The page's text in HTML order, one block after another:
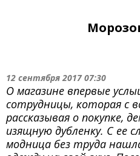
12 сентября 2017 07:30
О магазине впервые
сотрудницы, которая с
рассказывая о покупке,
изящную дубленку. С ее
модница без труда